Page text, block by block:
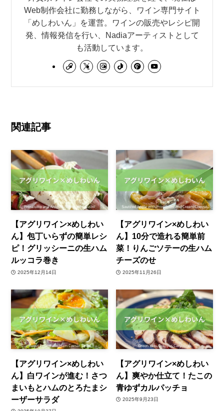
Web制作会社に勤務しながら、ワイン専門サイト
「めしわいん」を運営。ワインの販売やレシピ開
発、情報発信を行い、Nadiaアーティストとして
も活動しています。
関連記事
【アグリワイン×めしわい
ん】包丁いらずの簡単レシ
ピ！グリッシーニの生ハム
ルッコラ巻き
2025年12月14日
【アグリワイン×めしわい
ん】10分で造れる簡単前
菜！りんごソテーの生ハム
チーズのせ
2025年11月26日
【アグリワイン×めしわい
ん】白ワインが進む！さつ
まいもとハムのとろたまシ
ーザーサラダ
【アグリワイン×めしわい
ん】爽やか仕立て！たこの
青ゆずカルパッチョ
2025年9月23日